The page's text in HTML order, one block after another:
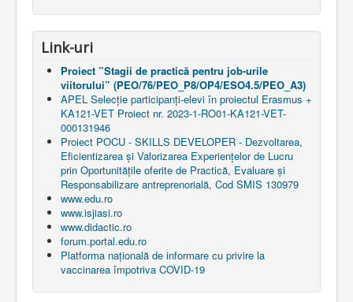
Link-uri
Proiect ”Stagii de practică pentru job-urile
viitorului” (PEO/76/PEO_P8/OP4/ESO4.5/PEO_A3)
APEL Selecție participanți-elevi în proiectul Erasmus +
KA121-VET Proiect nr. 2023-1-RO01-KA121-VET-
000131946
Proiect POCU - SKILLS DEVELOPER - Dezvoltarea,
Eficientizarea și Valorizarea Experiențelor de Lucru
prin Oportunitățile oferite de Practică, Evaluare și
Responsabilizare antreprenorială, Cod SMIS 130979
www.edu.ro
www.isjiasi.ro
www.didactic.ro
forum.portal.edu.ro
Platforma națională de informare cu privire la
vaccinarea împotriva COVID-19